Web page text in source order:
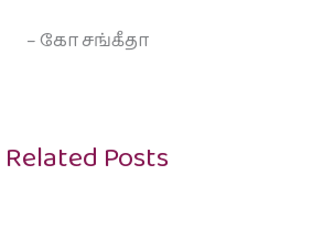
– கோ சங்கீதா
Related Posts